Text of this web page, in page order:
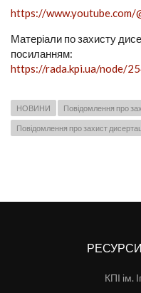
https://www.youtube.com/
Матеріали по захисту
посиланням:
https://rada.kpi.ua/node/
НОВИНИ Повідомлення про
Повідомлення про захист
КПІ ім.